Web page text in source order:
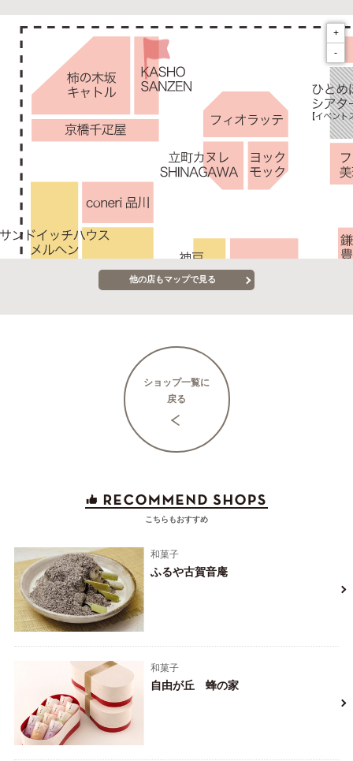
+
-
他の店もマップで見る
ショップ一覧に
戻る
こちらもおすすめ
和菓子
ふるや古賀音庵
和菓子
自由が丘 蜂の家